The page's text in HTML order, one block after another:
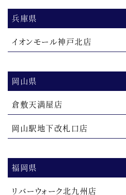
兵庫県
イオンモール神戸北店
岡山県
倉敷天満屋店
岡山駅地下改札口店
福岡県
リバーウォーク北九州店